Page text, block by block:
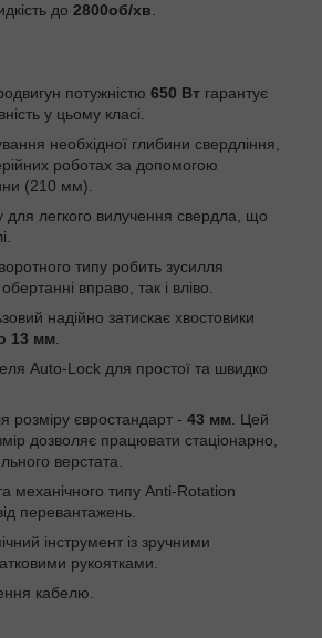
до 2800об/хв.
потужністю 650 Вт гарантує
у цьому класі.
необхідної глибини свердління,
роботах за допомогою
(210 мм).
для легкого вилучення свердла, що
типу робить зусилля
вправо, так і вліво.
надійно затискає хвостовики
13 мм
Auto-Lock для простої та швидко
євростандарт - 43 мм . Цей
дозволяє працювати стаціонарно,
верстата.
механічного типу Anti-Rotation
перевантажень.
інструмент із зручними
рукоятками.
кабелю.